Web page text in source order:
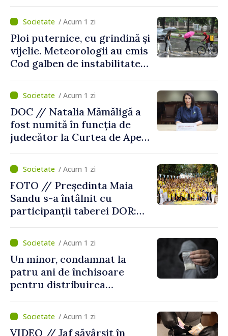
/ Acum 1 zi
Ploi puternice, cu grindină și
vijelie. Meteorologii au emis
Cod galben de instabilitate
/ Acum 1 zi
DOC // Natalia Mămăligă a
fost numită în funcția de
judecător la Curtea de Apel
/ Acum 1 zi
FOTO // Președinta Maia
Sandu s-a întâlnit cu
participanții taberei DOR:
noastră rămâne puternică”
/ Acum 1 zi
Un minor, condamnat la
patru ani de închisoare
pentru distribuirea
/ Acum 1 zi
VIDEO // Jaf săvârșit în